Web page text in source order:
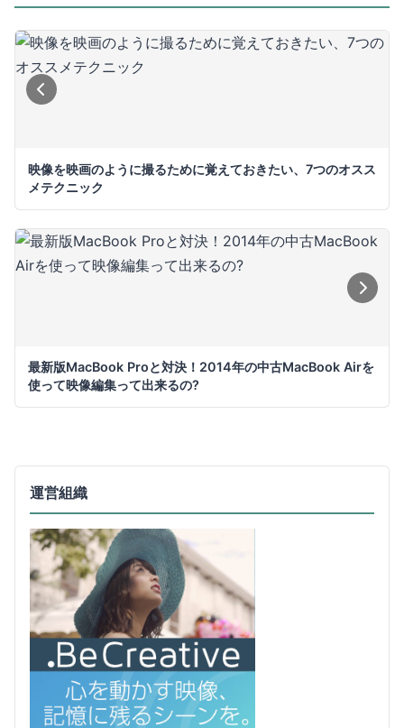
映像を映画のように撮るために覚えておきたい、7つのオスス
メテクニック
最新版MacBook Proと対決！2014年の中古MacBook Airを
使って映像編集って出来るの?
運営組織